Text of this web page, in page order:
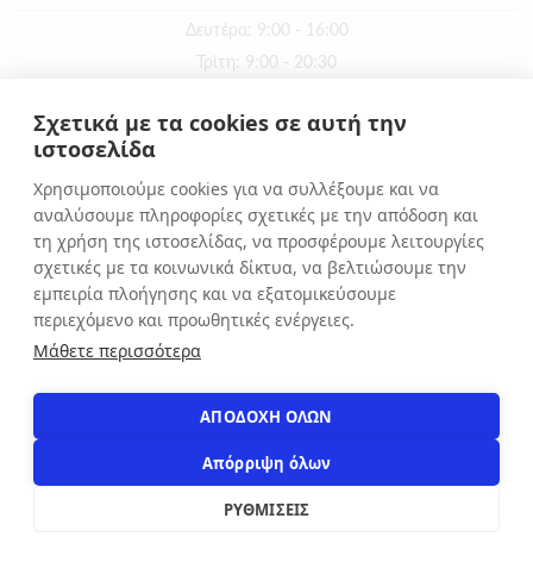
Δευτέρα: 9:00 - 16:00
Τρίτη: 9:00 - 20:30
Πέμπτη: 9:00 - 20:30
Σάββατο: 9:00 - 16:00
Κυριακή: ΚΛΕΙΣΤΑ
ΕΠΙΚΟΙΝΩΝΙΑ
Σχετικά με τα cookies σε αυτή την
ιστοσελίδα
Χρησιμοποιούμε cookies για να συλλέξουμε και να
αναλύσουμε πληροφορίες σχετικές με την απόδοση και
τη χρήση της ιστοσελίδας, να προσφέρουμε λειτουργίες
σχετικές με τα κοινωνικά δίκτυα, να βελτιώσουμε την
εμπειρία πλοήγησης και να εξατομικεύσουμε
περιεχόμενο και προωθητικές ενέργειες.
Μάθετε περισσότερα
ΑΠΟΔΟΧΗ ΟΛΩΝ
Απόρριψη όλων
ΡΥΘΜΙΣΕΙΣ